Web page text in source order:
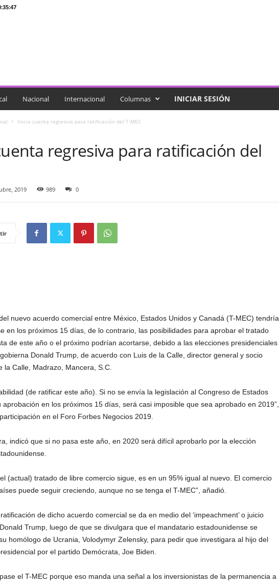
Nacional Internacional Columnas INICIAR SESIÓN
Inicia cuenta regresiva para ratificación del T-MEC
regresiva para ratificación del
2019 989 0
nuevo acuerdo comercial entre México, Estados Unidos y Canadá (T-MEC) tendría
en los próximos 15 días, de lo contrario, las posibilidades para aprobar el tratado
de este año o el próximo podrían acortarse, debido a las elecciones presidenciales
Donald Trump, de acuerdo con Luis de la Calle, director general y socio
la Calle, Madrazo, Mancera, S.C.
(de ratificar este año). Si no se envía la legislación al Congreso de Estados
aprobación en los próximos 15 días, será casi imposible que sea aprobado en 2019”,
en el Foro Forbes Negocios 2019.
indicó que si no pasa este año, en 2020 será difícil aprobarlo por la elección
(actual) tratado de libre comercio sigue, es en un 95% igual al nuevo. El comercio
puede seguir creciendo, aunque no se tenga el T-MEC”, añadió.
de dicho acuerdo comercial se da en medio del ‘impeachment’ o juicio
Trump, luego de que se divulgara que el mandatario estadounidense se
homólogo de Ucrania, Volodymyr Zelensky, para pedir que investigara al hijo del
por el partido Demócrata, Joe Biden.
el T-MEC porque eso manda una señal a los inversionistas de la permanencia a